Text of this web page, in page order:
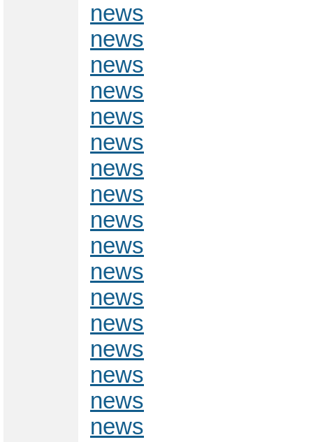
news
news
news
news
news
news
news
news
news
news
news
news
news
news
news
news
news